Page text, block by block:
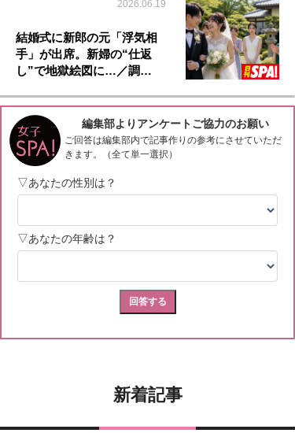
2026.06.19
結婚式に新郎の元「浮気相
手」が出席。新婦の“仕返
し”で地獄絵図に…／調…
新着記事